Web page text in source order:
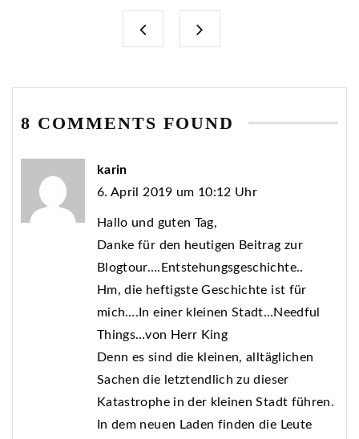
8 COMMENTS FOUND
karin
6. April 2019 um 10:12 Uhr
Hallo und guten Tag,
Danke für den heutigen Beitrag zur
Blogtour….Entstehungsgeschichte..
Hm, die heftigste Geschichte ist für
mich….In einer kleinen Stadt…Needful
Things…von Herr King
Denn es sind die kleinen, alltäglichen
Sachen die letztendlich zu dieser
Katastrophe in der kleinen Stadt führen.
In dem neuen Laden finden die Leute